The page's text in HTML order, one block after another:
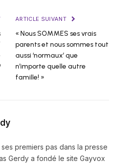
ARTICLE SUIVANT
« Nous SOMMES ses vrais
parents et nous sommes tout
aussi ‘normaux’ que
n’importe quelle autre
famille! »
premiers pas dans la presse
Gerdy a fondé le site Gayvox